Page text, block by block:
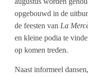
opgebouwd in de
de feesten van La
en kleine podia te
op komen treden.
Naast informeel